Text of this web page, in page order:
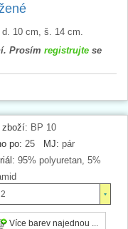
10 cm, š. 14 cm.
Prosím registrujte se
BP 10
po: 25 MJ: pár
95% polyuretan, 5%
2
Více barev najednou ...